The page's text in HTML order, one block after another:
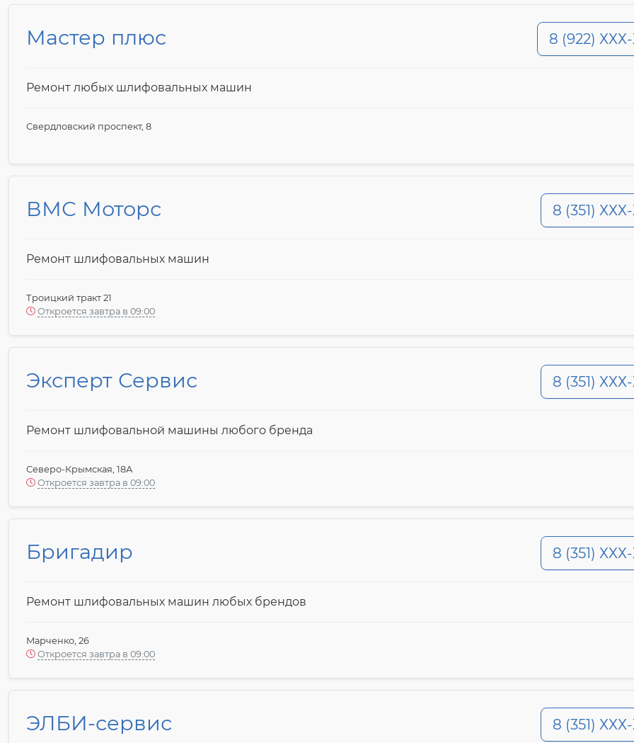
Мастер плюс 8 (922)
Ремонт любых шлифовальных машин
Свердловский проспект, 8
ВМС Моторс 8 (351)
Ремонт шлифовальных машин
Троицкий тракт 21
Откроется завтра в 09:00
Эксперт Сервис 8 (351)
Ремонт шлифовальной машины любого бренда
Северо-Крымская, 18А
Откроется завтра в 09:00
Бригадир 8 (351)
Ремонт шлифовальных машин любых брендов
Марченко, 26
Откроется завтра в 09:00
ЭЛБИ-сервис 8 (351)